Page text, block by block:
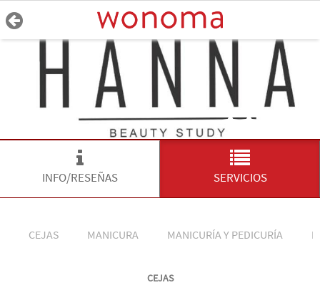
INFO/RESEÑAS SERVICIOS
CEJAS MANICURA MANICURÍA Y PEDICURÍA
CEJAS